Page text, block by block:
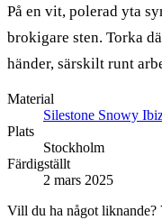
På en vit, polerad yta
brokigare sten. Torka
händer, särskilt runt
Material
Silestone Snowy
Plats
Stockholm
Färdigställt
2 mars 2025
Vill du ha något liknande?